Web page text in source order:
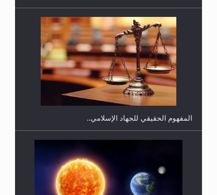
هل يجوز فتح مشروع كوافير نسائي للمحجبات وغير
المحجبات؟
المفهوم الحقيقي للجهاد الإسلامي..